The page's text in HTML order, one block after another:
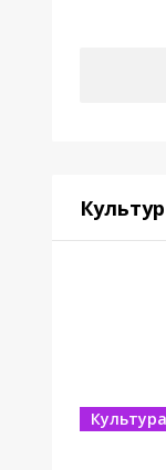
Культура